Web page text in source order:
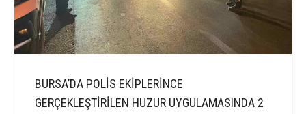
BURSA’DA POLİS EKİPLERİNCE
GERÇEKLEŞTİRİLEN HUZUR UYGULAMASINDA 2